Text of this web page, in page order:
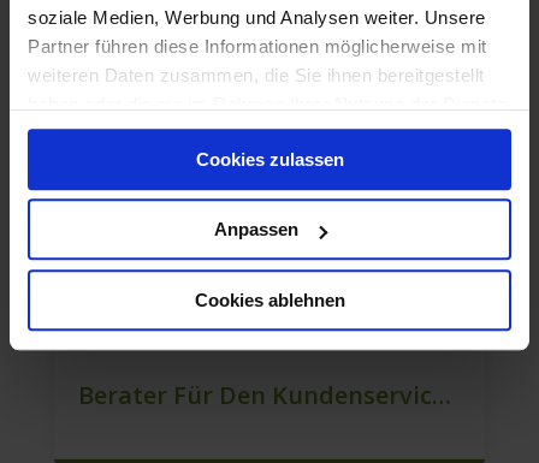
soziale Medien, Werbung und Analysen weiter. Unsere
Partner führen diese Informationen möglicherweise mit
weiteren Daten zusammen, die Sie ihnen bereitgestellt
gesammelt haben.
Cookies zulassen
Anpassen
Cookies ablehnen
Berater Im Vertrieb Als Sofortanstellung (m/w/d)
Mitarbeiter Für Den Verkauf – Quereinstieg Möglich (m/w/d)
Berater Für Den Kundenservice (Außendienst) (m/w/d)